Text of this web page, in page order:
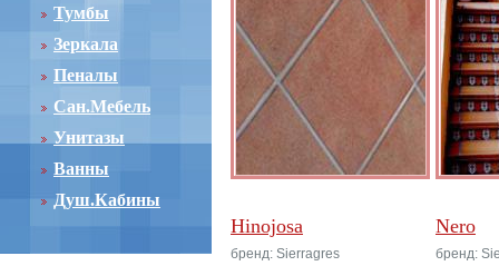
Тумбы
Зеркала
Пеналы
Сан.Мебель
Унитазы
Ванны
Душ.Кабины
Hinojosa
бренд: Sierragres
Nero
бренд: